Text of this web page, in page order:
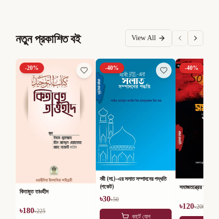
নতুন প্রকাশিত বই View All
-20%
কিতাবুত তাওহীদ
৳180৳225
-40%
নবী (সা.)-এর সলাত সম্পাদনের পদ্ধতি
(পকেট)
৳30৳50
কার্টে যোগ
-40%
সমাজতন্ত্রের অসারতা
৳120৳200